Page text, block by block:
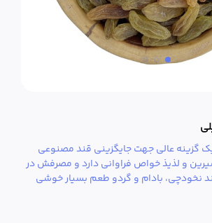
گزینه عالی جهت جایگزینی قند مصنوعی
و لذیذ خواص فراوانی دارد و مصرفش در
نخودچی، بادام و گردو طعم بسیار خوشی